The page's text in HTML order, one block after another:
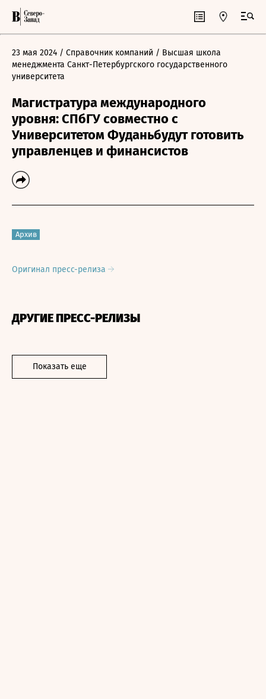
23 мая 2024 / Справочник компаний / Высшая школа
менеджмента Санкт-Петербургского государственного
университета
Магистратура международного
уровня: СПбГУ совместно с
Университетом Фуданьбудут готовить
управленцев и финансистов
Архив
Оригинал пресс-релиза
ДРУГИЕ ПРЕСС-РЕЛИЗЫ
Показать еще